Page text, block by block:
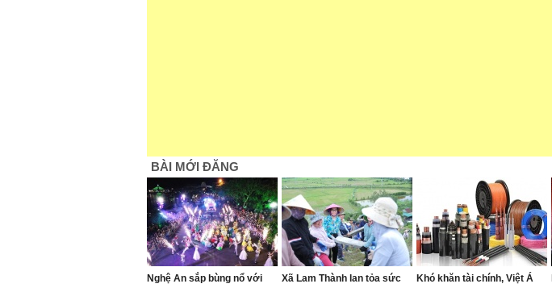
BÀI MỚI ĐĂNG
Nghệ An sắp bùng nổ với
Xã Lam Thành lan tỏa sức
Khó khăn tài chính, Việt Á